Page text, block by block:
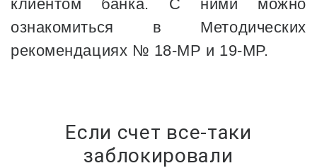
клиентом банка. С ними можно
ознакомиться в Методических
рекомендациях № 18-МР и 19-МР.
Если счет все-таки
заблокировали